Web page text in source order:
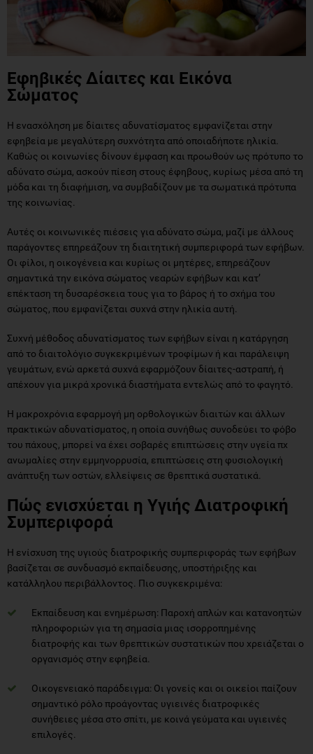
Εφηβικές Δίαιτες και Εικόνα
Σώματος
Η ενασχόληση με δίαιτες αδυνατίσματος εμφανίζεται στην
εφηβεία με μεγαλύτερη συχνότητα από οποιαδήποτε ηλικία.
Καθώς οι κοινωνίες δίνουν έμφαση και προωθούν ως πρότυπο το
αδύνατο σώμα, ασκούν πίεση στους έφηβους, κυρίως μέσα από τη
μόδα και τη διαφήμιση, να συμβαδίζουν με τα σωματικά πρότυπα
της κοινωνίας.
Αυτές οι κοινωνικές πιέσεις για αδύνατο σώμα, μαζί με άλλους
παράγοντες επηρεάζουν τη διαιτητική συμπεριφορά των εφήβων.
Οι φίλοι, η οικογένεια και κυρίως οι μητέρες, επηρεάζουν
σημαντικά την εικόνα σώματος νεαρών εφήβων και κατ’
επέκταση τη δυσαρέσκεια τους για το βάρος ή το σχήμα του
σώματος, που εμφανίζεται συχνά στην ηλικία αυτή.
Συχνή μέθοδος αδυνατίσματος των εφήβων είναι η κατάργηση
από το διαιτολόγιο συγκεκριμένων τροφίμων ή και παράλειψη
γευμάτων, ενώ αρκετά συχνά εφαρμόζουν δίαιτες-αστραπή, ή
απέχουν για μικρά χρονικά διαστήματα εντελώς από το φαγητό.
Η μακροχρόνια εφαρμογή μη ορθολογικών διαιτών και άλλων
πρακτικών αδυνατίσματος, η οποία συνήθως συνοδεύει το φόβο
του πάχους, μπορεί να έχει σοβαρές επιπτώσεις στην υγεία πχ
ανωμαλίες στην εμμηνορρυσία, επιπτώσεις στη φυσιολογική
ανάπτυξη των οστών, ελλείψεις σε θρεπτικά συστατικά.
Πώς ενισχύεται η Υγιής Διατροφική
Συμπεριφορά
Η ενίσχυση της υγιούς διατροφικής συμπεριφοράς των εφήβων
βασίζεται σε συνδυασμό εκπαίδευσης, υποστήριξης και
κατάλληλου περιβάλλοντος. Πιο συγκεκριμένα:
Εκπαίδευση και ενημέρωση: Παροχή απλών και κατανοητών
πληροφοριών για τη σημασία μιας ισορροπημένης
διατροφής και των θρεπτικών συστατικών που χρειάζεται ο
οργανισμός στην εφηβεία.
Οικογενειακό παράδειγμα: Οι γονείς και οι οικείοι παίζουν
σημαντικό ρόλο προάγοντας υγιεινές διατροφικές
συνήθειες μέσα στο σπίτι, με κοινά γεύματα και υγιεινές
επιλογές.